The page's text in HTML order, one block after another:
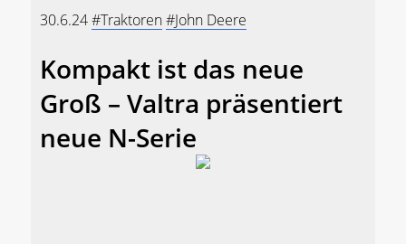
30.6.24#Traktoren#John Deere
Kompakt ist das neue
Groß – Valtra präsentiert
neue N-Serie